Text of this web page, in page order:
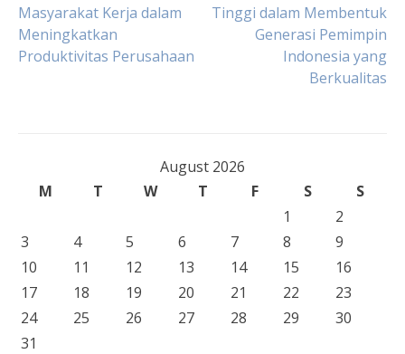
navigation
Masyarakat Kerja dalam
Meningkatkan
Produktivitas Perusahaan
Tinggi dalam Membentuk
Generasi Pemimpin
Indonesia yang
Berkualitas
August 2026
M
T W T F S
S
1
2
3
4 5 6 7 8
9
10
11 12 13 14 15
16
17
18 19 20 21 22
23
24
25 26 27 28 29
30
31